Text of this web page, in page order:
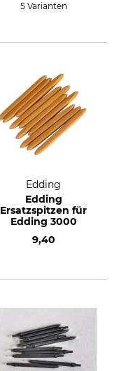
5 Varianten
Edding
Edding
Ersatzspitzen für
Edding 3000
9,40